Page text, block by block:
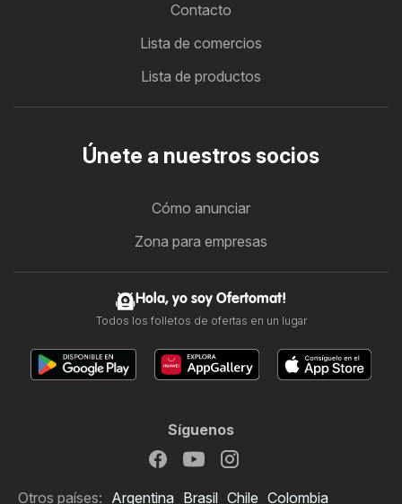
Contacto
Lista de comercios
Lista de productos
Únete a nuestros socios
Cómo anunciar
Zona para empresas
Hola, yo soy Ofertomat!
Todos los folletos de ofertas en un lugar
Síguenos
Otros países: Argentina Brasil Chile Colombia